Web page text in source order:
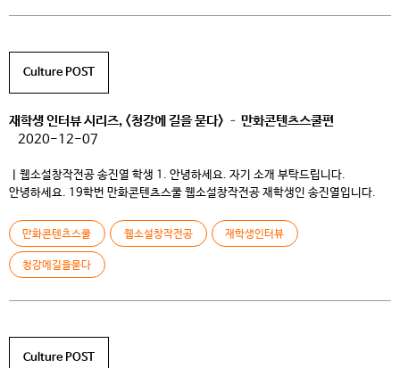
Culture POST
재학생 인터뷰 시리즈, <청강에 길을 묻다> – 만화콘텐츠스쿨편
2020-12-07
ㅣ웹소설창작전공 송진열 학생 1. 안녕하세요. 자기 소개 부탁드립니다.
안녕하세요. 19학번 만화콘텐츠스쿨 웹소설창작전공 재학생인 송진열입니다.
콘텐츠든 좋은 이야기가 있다면 쉽게 빠집니다. 더 재밌고 취향에 맞는 이야기를
쫓다보니 자연스럽게 읽는 입장에서 쓰는 입장인 작가가 됐네요. 수많은 콘텐츠
중 웹소설을 선택한 이유가 있다면 1인 창작이 […]
만화콘텐츠스쿨 웹소설창작전공 재학생인터뷰
청강에길을묻다
Culture POST